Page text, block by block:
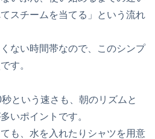
スチームを当てる」という流れ
ない時間帯なので、このシンプ
す。
という速さも、朝のリズムと
いポイントです。
も、水を入れたりシャツを用意